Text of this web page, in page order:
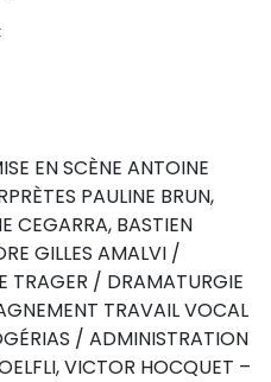
EN SCÈNE ANTOINE
PAULINE BRUN,
CEGARRA, BASTIEN
GILLES AMALVI /
TRAGER / DRAMATURGIE
TRAVAIL VOCAL
/ ADMINISTRATION
VICTOR HOCQUET –